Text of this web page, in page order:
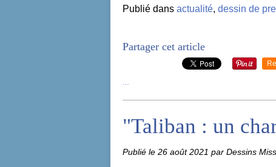
Publié dans actualité, dessin de
Partager cet article
"Taliban : un
Publié le 26 août 2021 par Dessins